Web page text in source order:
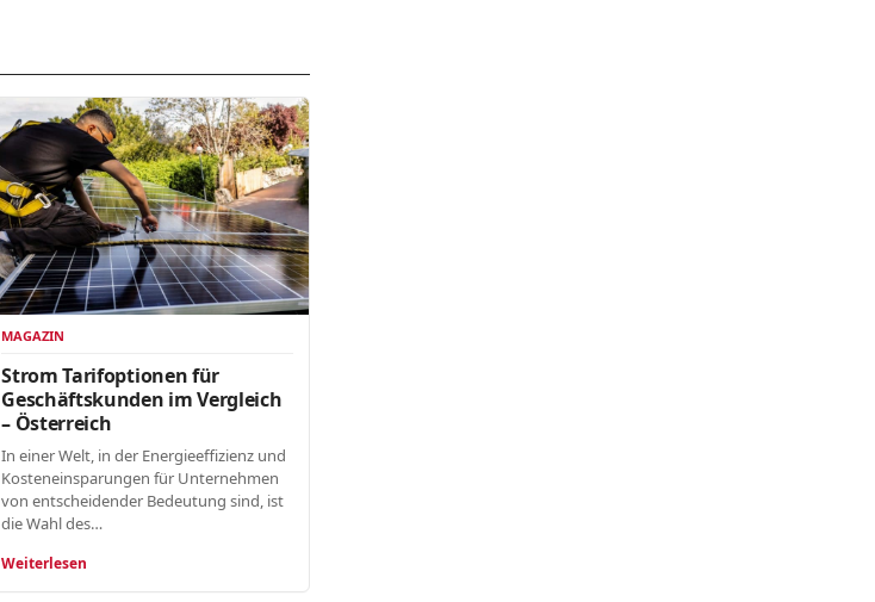
MAGAZIN
Strom Tarifoptionen für
Geschäftskunden im Vergleich
– Österreich
In einer Welt, in der Energieeffizienz und
Kosteneinsparungen für Unternehmen
von entscheidender Bedeutung sind, ist
die Wahl des…
Weiterlesen